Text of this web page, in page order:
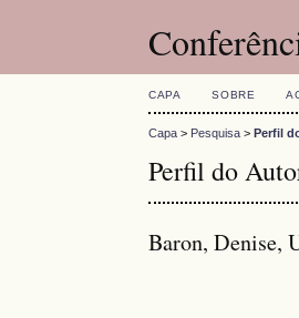
CAPA SOBRE
Capa > Pesquisa >Perfil
Perfil do
Baron, Denise,